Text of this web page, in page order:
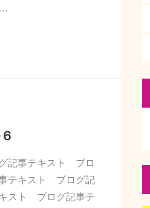
記事テキスト ブロ
テキスト ブログ記
スト ブログ記事テ